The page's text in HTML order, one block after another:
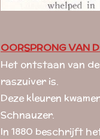
OORSPRONG VAN
Het ontstaan van
raszuiver is.
Deze kleuren
Schnauzer.
In 1880 beschrijft